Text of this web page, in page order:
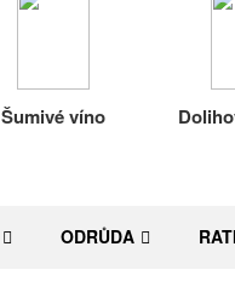
Šumivé víno
ODRŮDA